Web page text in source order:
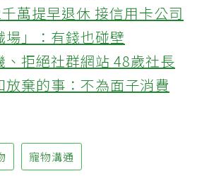
萬提早退休 接信用卡公司
場」：有錢也碰壁
、拒絕社群網站 48歲社長
放棄的事：不為面子消費
寵物溝通